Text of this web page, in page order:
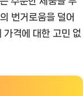
번거로움을 덜어
가격에 대한 고민 없